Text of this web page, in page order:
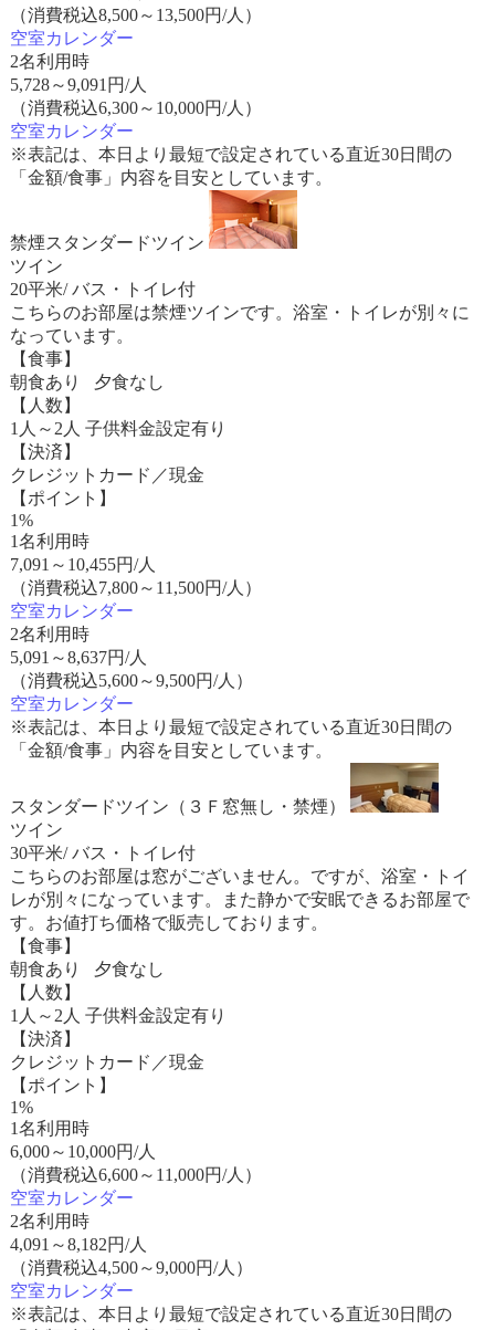
（消費税込8,500～13,500円/人）
空室カレンダー
2名利用時
5,728～9,091 円/人
（消費税込6,300～10,000円/人）
空室カレンダー
※表記は、本日より最短で設定されている直近30日間の
「金額/食事」内容を目安としています。
禁煙スタンダードツイン
ツイン
20平米/ バス・トイレ付
こちらのお部屋は禁煙ツインです。浴室・トイレが別々に
なっています。
【食事】
朝食あり 夕食なし
【人数】
1人～2人 子供料金設定有り
【決済】
クレジットカード／現金
【ポイント】
1%
1名利用時
7,091 ～ 10,455円/人
（消費税込7,800～11,500円/人）
空室カレンダー
2名利用時
5,091 ～8,637円/人
（消費税込5,600～9,500円/人）
空室カレンダー
※表記は、本日より最短で設定されている直近30日間の
「金額/食事」内容を目安としています。
スタンダードツイン（３Ｆ窓無し・禁煙）
ツイン
30平米/ バス・トイレ付
こちらのお部屋は窓がございません。ですが、浴室・トイ
レが別々になっています。また静かで安眠できるお部屋で
す。お値打ち価格で販売しております。
【食事】
朝食あり 夕食なし
【人数】
1人～2人 子供料金設定有り
【決済】
クレジットカード／現金
【ポイント】
1%
1名利用時
6,000～ 10,000円/人
（消費税込6,600～11,000円/人）
空室カレンダー
2名利用時
4,091 ～8,182円/人
（消費税込4,500～9,000円/人）
空室カレンダー
※表記は、本日より最短で設定されている直近30日間の